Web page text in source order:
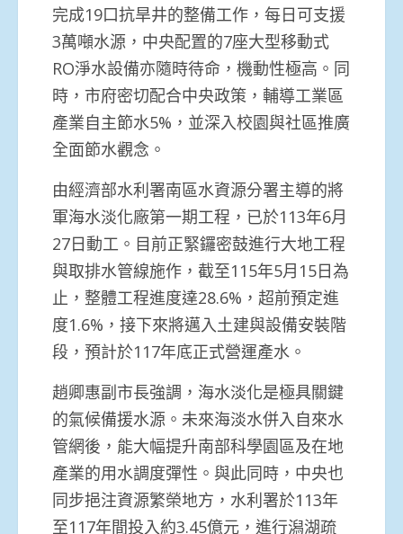
完成19口抗旱井的整備工作，每日可支援
3萬噸水源，中央配置的7座大型移動式
RO淨水設備亦隨時待命，機動性極高。同
時，市府密切配合中央政策，輔導工業區
產業自主節水5%，並深入校園與社區推廣
全面節水觀念。
由經濟部水利署南區水資源分署主導的將
軍海水淡化廠第一期工程，已於113年6月
27日動工。目前正緊鑼密鼓進行大地工程
與取排水管線施作，截至115年5月15日為
止，整體工程進度達28.6%，超前預定進
度1.6%，接下來將邁入土建與設備安裝階
段，預計於117年底正式營運產水。
趙卿惠副市長強調，海水淡化是極具關鍵
的氣候備援水源。未來海淡水併入自來水
管網後，能大幅提升南部科學園區及在地
產業的用水調度彈性。與此同時，中央也
同步挹注資源繁榮地方，水利署於113年
至117年間投入約3.45億元，進行潟湖疏